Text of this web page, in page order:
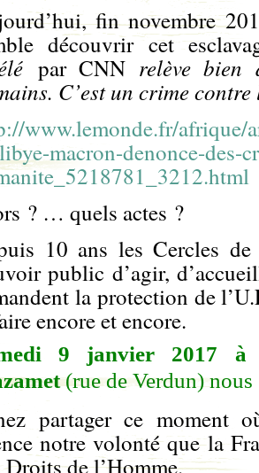
, finnovembre
découvrir cet
par CNN relève
C’est un crime
www.lemonde.fr/afrique/
macron-denonce-des-
? … quels actes ?
10 ans les Cercles de
public d’agir,
la protection de
encore et encore.
9 janvier 2017 à
(rue de Verdun) nous
partager ce moment
notre volonté que la
Droits de l’Homme.